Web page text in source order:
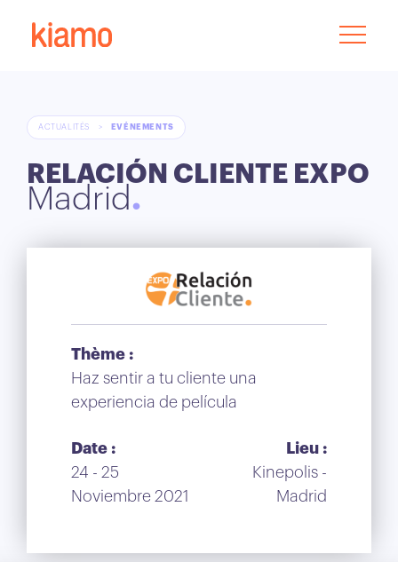
ACTUALITÉS > EVÉNEMENTS
RELACIÓN CLIENTE EXPO
Madrid
Thème :
Haz sentir a tu cliente una
experiencia de película
Date :
24 - 25
Noviembre 2021
Lieu :
Kinepolis -
Madrid